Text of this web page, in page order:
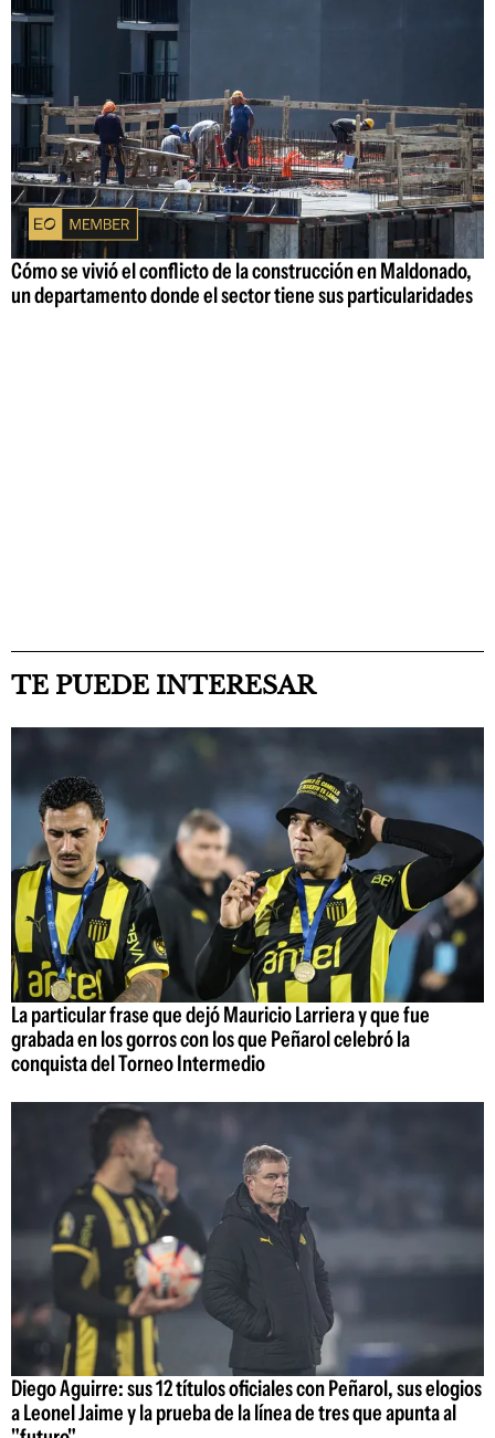
Cómo se vivió el conflicto de la construcción en Maldonado,
un departamento donde el sector tiene sus particularidades
TE PUEDE INTERESAR
La particular frase que dejó Mauricio Larriera y que fue
grabada en los gorros con los que Peñarol celebró la
conquista del Torneo Intermedio
Diego Aguirre: sus 12 títulos oficiales con Peñarol, sus elogios
a Leonel Jaime y la prueba de la línea de tres que apunta al